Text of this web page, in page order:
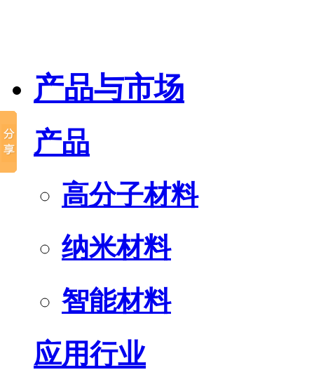
产品与市场
产品
高分子材料
纳米材料
智能材料
应用行业